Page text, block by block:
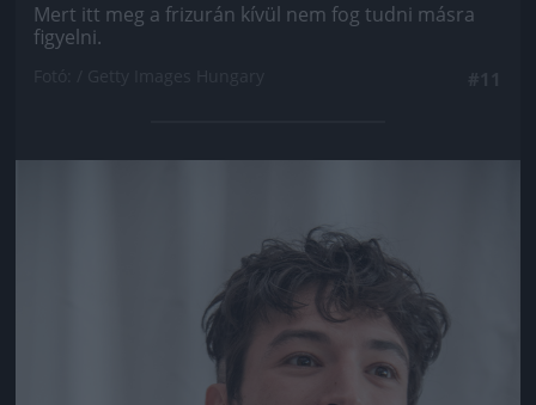
Mert itt meg a frizurán kívül nem fog tudni másra
figyelni.